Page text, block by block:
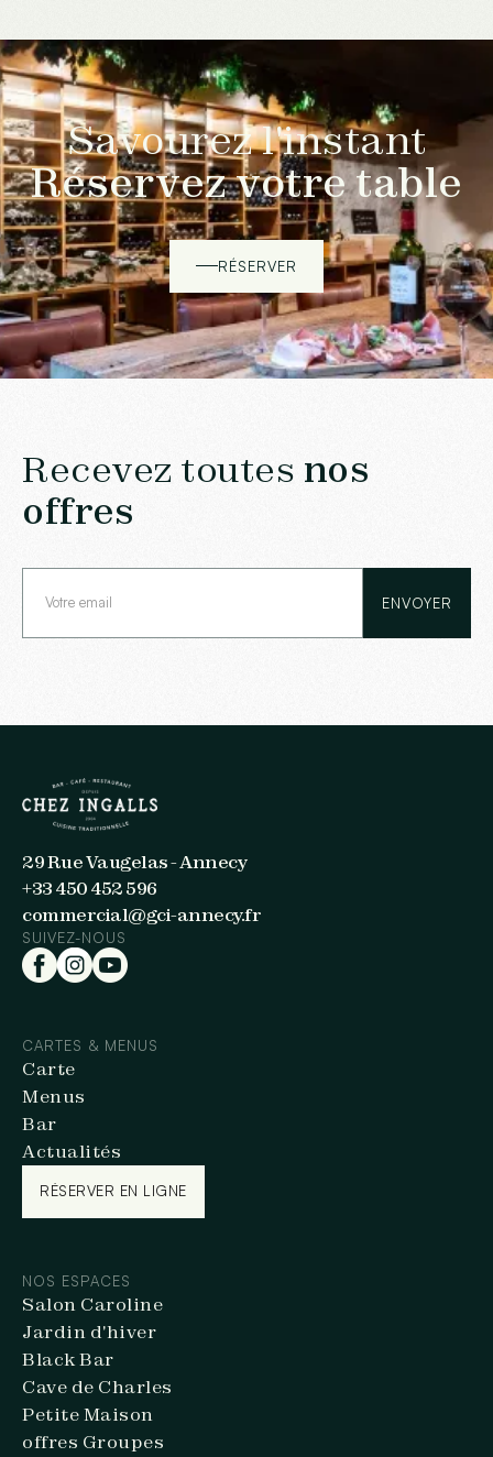
Savourez l'instant
Réservez votre table
RÉSERVER
Recevez toutes nos
offres
29 Rue Vaugelas - Annecy
+33 450 452 596
commercial@gci-annecy.fr
SUIVEZ-NOUS
CARTES & MENUS
Carte
Menus
Bar
Actualités
RÉSERVER EN LIGNE
NOS ESPACES
Salon Caroline
Jardin d'hiver
Black Bar
Cave de Charles
Petite Maison
offres Groupes